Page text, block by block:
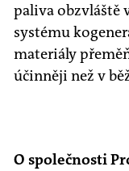
paliva obzvláště
systému
materiály
účinněji než v
O společnosti